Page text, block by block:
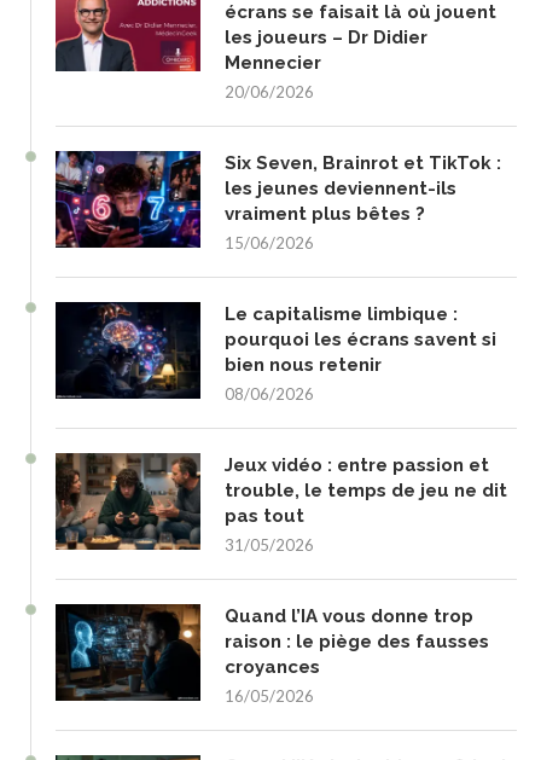
écrans se faisait là où jouent
les joueurs – Dr Didier
Mennecier
20/06/2026
Six Seven, Brainrot et TikTok :
les jeunes deviennent-ils
vraiment plus bêtes ?
15/06/2026
Le capitalisme limbique :
pourquoi les écrans savent si
bien nous retenir
08/06/2026
Jeux vidéo : entre passion et
trouble, le temps de jeu ne dit
pas tout
31/05/2026
Quand l’IA vous donne trop
raison : le piège des fausses
croyances
16/05/2026